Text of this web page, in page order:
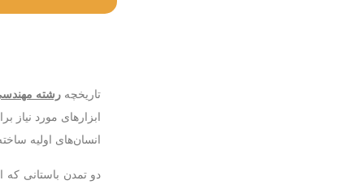
تاریخچه رشته
ابزارهای مورد نیاز
انسان‌های اولیه
دو تمدن باستانی